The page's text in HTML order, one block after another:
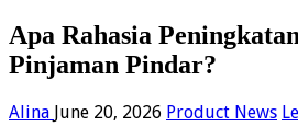
Apa Rahasia
Pinjaman Pindar?
Alina June 20, 2026 Product News